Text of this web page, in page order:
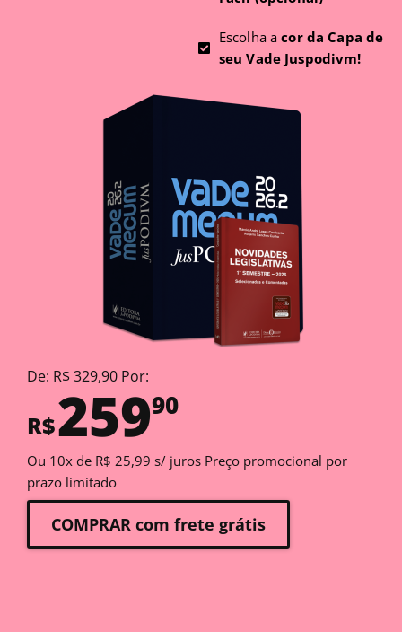
Escolha acor da Capa de
seu Vade Juspodivm!
De: R$ 329,90 Por:
R$25990
Ou 10x de R$ 25,99 s/ juros Preço promocional por
prazo limitado
COMPRAR com frete grátis